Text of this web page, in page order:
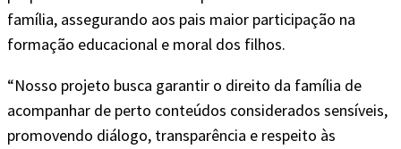
família, assegurando aos pais maior participação na
formação educacional e moral dos filhos.
“Nosso projeto busca garantir o direito da família de
acompanhar de perto conteúdos considerados sensíveis,
promovendo diálogo, transparência e respeito às